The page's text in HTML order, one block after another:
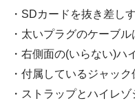
・SDカードを抜き差し
・太いプラグのケーブ
・右側面の(いらない)ハ
・付属しているジャッ
・ストラップとハイレ